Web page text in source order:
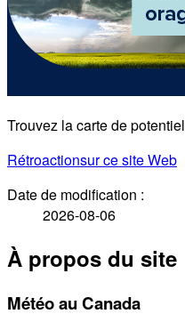
Trouvez la carte de
Rétroactionsur ce site Web
Date de modification :
2026-08-06
À propos du site
Météo au Canada